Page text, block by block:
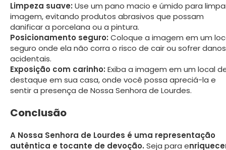
Limpeza suave: Use um pano macio e úmido para
imagem, evitando produtos abrasivos que possam
danificar a porcelana ou a pintura.
Posicionamento seguro: Coloque a imagem em um
seguro onde ela não corra o risco de cair ou sofrer danos
acidentais.
Exposição com carinho: Exiba a imagem em um local
destaque em sua casa, onde você possa apreciá-la e
sentir a presença de Nossa Senhora de Lourdes.
Conclusão
A Nossa Senhora de Lourdes é uma representação
autêntica e tocante de devoção. Seja para e